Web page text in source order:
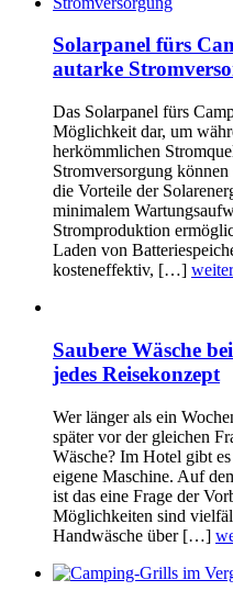
Solarpanel fürs
autarke
Das Solarpanel fürs
Möglichkeit dar, um
herkömmlichen
Stromversorgung
die Vorteile der
minimalem
Stromproduktion
Laden von
kosteneffektiv, […]
Saubere Wäsche
jedes Reisekonzept
Wer länger als ein
später vor der gleichen
Wäsche? Im Hotel gibt
eigene Maschine. Auf
ist das eine Frage der
Möglichkeiten sind
Handwäsche über […]